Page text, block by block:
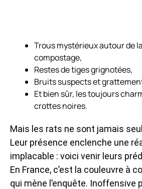
Trous mystérieux autour de
compostage,
Restes de tiges grignotées,
Bruits suspects et
Et bien sûr, les toujours
crottes noires.
Mais les rats ne sont jamais
Leur présence enclenche une
implacable : voici venir leurs
En France, c’est la couleuvre à
qui mène l’enquête. Inoffensive